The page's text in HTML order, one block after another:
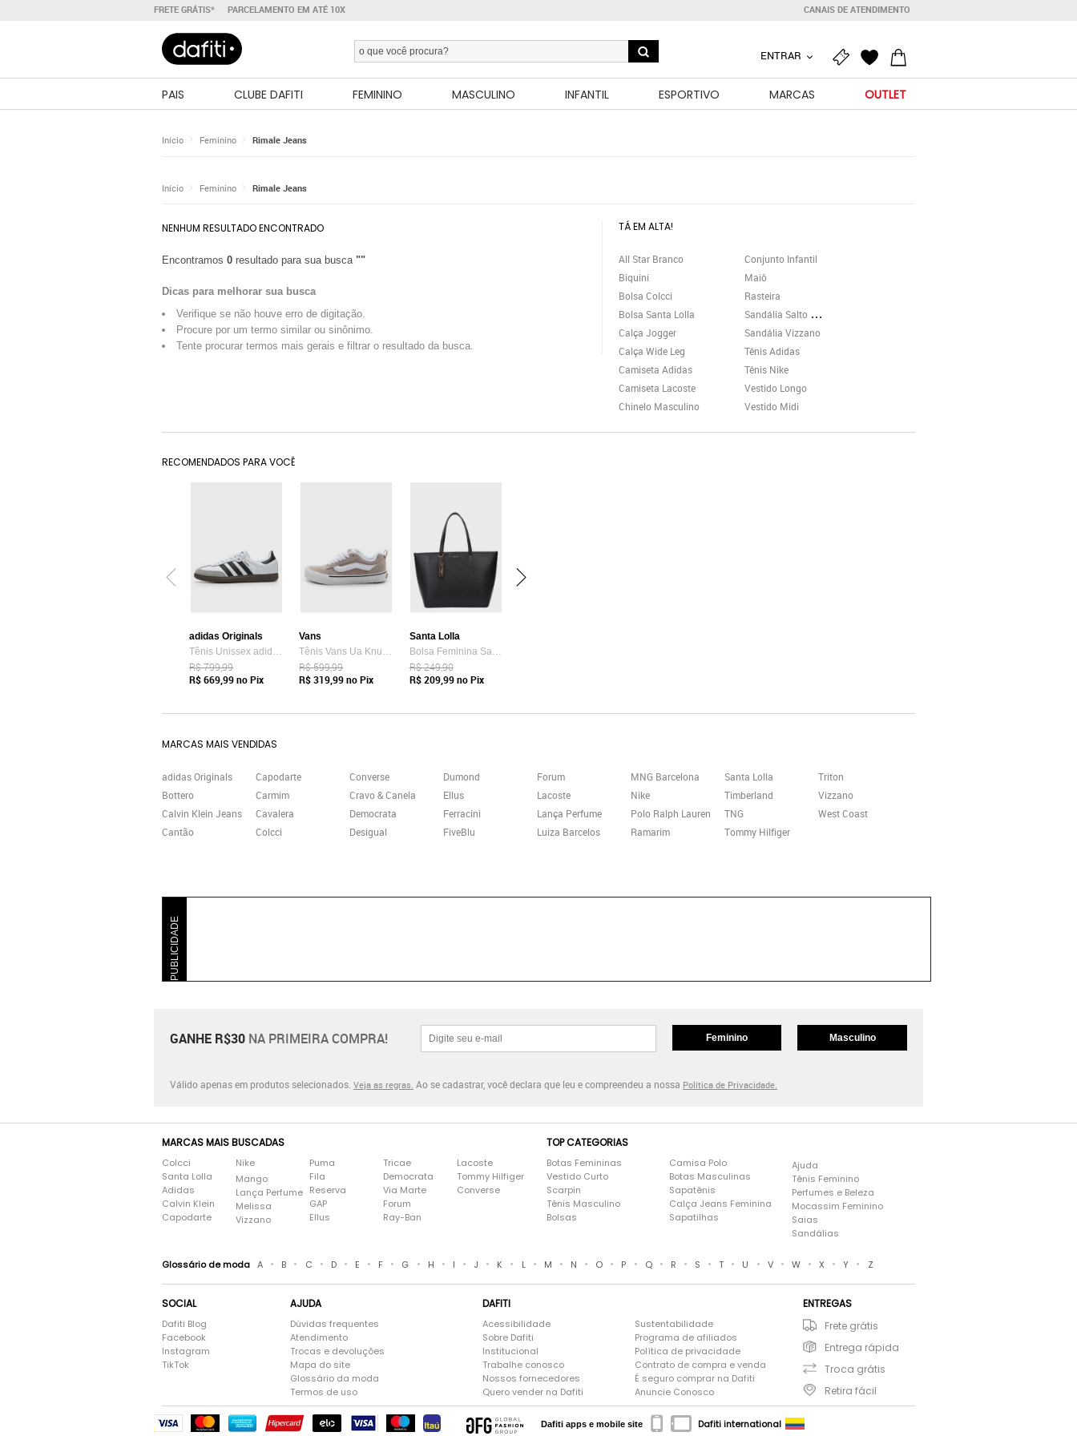
FRETE GRÁTIS* PARCELAMENTO EM ATÉ 10X CANAIS DE ATENDIMENTO
ENTRAR
PAIS CLUBE DAFITI FEMININO MASCULINO INFANTIL ESPORTIVO MARCAS OUTLET
Início Feminino Rimale Jeans
Início Feminino Rimale Jeans
NENHUM RESULTADO ENCONTRADO
Encontramos 0 resultado para sua busca ""
Dicas para melhorar sua busca
Verifique se não houve erro de digitação.
Procure por um termo similar ou sinônimo.
Tente procurar termos mais gerais e filtrar o resultado da busca.
TÁ EM ALTA!
All Star Branco
Biquini
Bolsa Colcci
Bolsa Santa Lolla
Calça Jogger
Calça Wide Leg
Camiseta Adidas
Camiseta Lacoste
Chinelo Masculino
Conjunto Infantil
Maiô
Rasteira
Sandália Salto Grosso
Sandália Vizzano
Tênis Adidas
Tênis Nike
Vestido Longo
Vestido Midi
RECOMENDADOS PARA VOCÊ
adidas Originals
Tênis Unissex adidas Originals Samba OG Branco
R$ 799,99
R$ 669,99no Pix
Vans
Tênis Vans Ua Knu Skool Bege
R$ 599,99
R$ 319,99no Pix
Santa Lolla
Bolsa Feminina Santa Lolla Tote Preta
R$ 249,90
R$ 209,99no Pix
MARCAS MAIS VENDIDAS
adidas Originals
Bottero
Calvin Klein Jeans
Cantão
Capodarte
Carmim
Cavalera
Colcci
Converse
Cravo & Canela
Democrata
Desigual
Dumond
Ellus
Ferracini
FiveBlu
Forum
Lacoste
Lança Perfume
Luiza Barcelos
MNG Barcelona
Nike
Polo Ralph Lauren
Ramarim
Santa Lolla
Timberland
TNG
Tommy Hilfiger
Triton
Vizzano
West Coast
PUBLICIDADE
GANHE R$30 NA PRIMEIRA COMPRA! Feminino Masculino
Válido apenas em produtos selecionados. Veja as regras. Ao se cadastrar, você declara que leu e compreendeu a nossa Política de Privacidade.
MARCAS MAIS BUSCADAS
Colcci
Santa Lolla
Adidas
Calvin Klein
Capodarte
Nike
Mango
Lança Perfume
Melissa
Vizzano
Puma
Fila
Reserva
GAP
Ellus
Tricae
Democrata
Via Marte
Forum
Ray-Ban
Lacoste
Tommy Hilfiger
Converse
TOP CATEGORIAS
Botas Femininas
Vestido Curto
Scarpin
Tênis Masculino
Bolsas
Camisa Polo
Botas Masculinas
Sapatênis
Calça Jeans Feminina
Sapatilhas
Ajuda
Tênis Feminino
Perfumes e Beleza
Mocassim Feminino
Saias
Sandálias
Glossário de moda A • B • C • D • E • F • G • H • I • J • K • L • M • N • O • P • Q • R • S • T • U • V • W • X • Y • Z
SOCIAL
Dafiti Blog
Facebook
Instagram
TikTok
AJUDA
Dúvidas frequentes
Atendimento
Trocas e devoluções
Mapa do site
Glossário da moda
Termos de uso
DAFITI
Acessibilidade
Sobre Dafiti
Institucional
Trabalhe conosco
Nossos fornecedores
Quero vender na Dafiti
Sustentabilidade
Programa de afiliados
Política de privacidade
Contrato de compra e venda
É seguro comprar na Dafiti
Anuncie Conosco
ENTREGAS
Frete grátis
Entrega rápida
Troca grátis
Retira fácil
Dafiti apps e mobile site Dafiti international